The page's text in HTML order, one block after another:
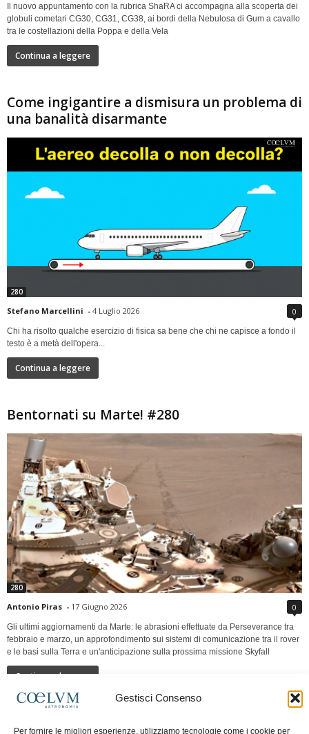
Gestisci Consenso
Per fornire le migliori esperienze, utilizziamo tecnologie come i cookie per
Il nuovo appuntamento con la rubrica ShaRA ci accompagna alla scoperta dei
globuli cometari CG30, CG31, CG38, ai bordi della Nebulosa di Gum a cavallo
tra le costellazioni della Poppa e della Vela
Continua a leggere
Come ingigantire a dismisura un problema di
una banalità disarmante
280
Stefano Marcellini - 4 Luglio 2026 0
Chi ha risolto qualche esercizio di fisica sa bene che chi ne capisce a fondo il
testo è a metà dell'opera...
Continua a leggere
Bentornati su Marte! #280
280
Antonio Piras - 17 Giugno 2026 0
Gli ultimi aggiornamenti da Marte: le abrasioni effettuate da Perseverance tra
febbraio e marzo, un approfondimento sui sistemi di comunicazione tra il rover
e le basi sulla Terra e un'anticipazione sulla prossima missione Skyfall
Continua a leggere